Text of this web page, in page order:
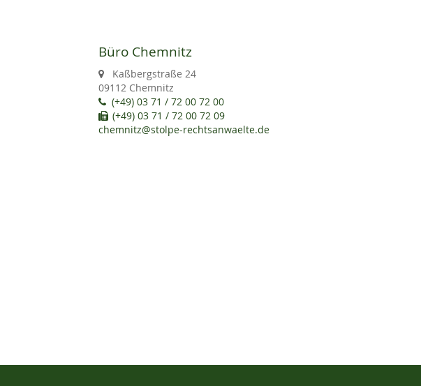
Büro Chemnitz
Kaßbergstraße 24
09112 Chemnitz
(+49) 03 71 / 72 00 72 00
(+49) 03 71 / 72 00 72 09
chemnitz@stolpe-rechtsanwaelte.de